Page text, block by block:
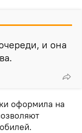
и она
оформила на